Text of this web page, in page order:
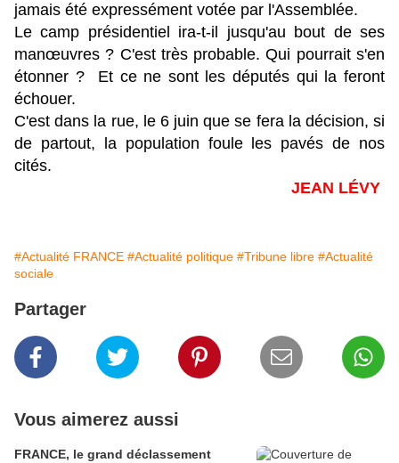
jamais été expressément votée par l'Assemblée.
Le camp présidentiel ira-t-il jusqu'au bout de ses
manœuvres ? C'est très probable. Qui pourrait s'en
étonner ? Et ce ne sont les députés qui la feront
échouer.
C'est dans la rue, le 6 juin que se fera la décision, si
de partout, la population foule les pavés de nos
cités.
JEAN LÉVY
#Actualité FRANCE #Actualité politique #Tribune libre #Actualité
sociale
Partager
Vous aimerez aussi
FRANCE, le grand déclassement